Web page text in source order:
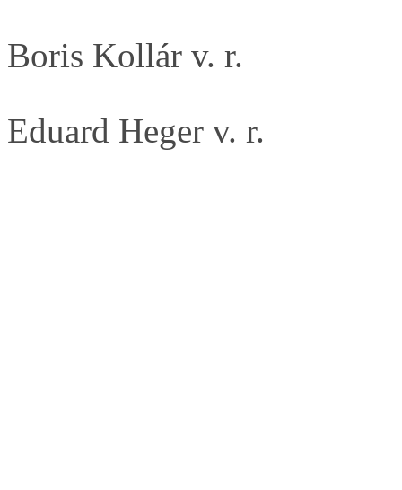
Boris Kollár v. r.
Eduard Heger v. r.